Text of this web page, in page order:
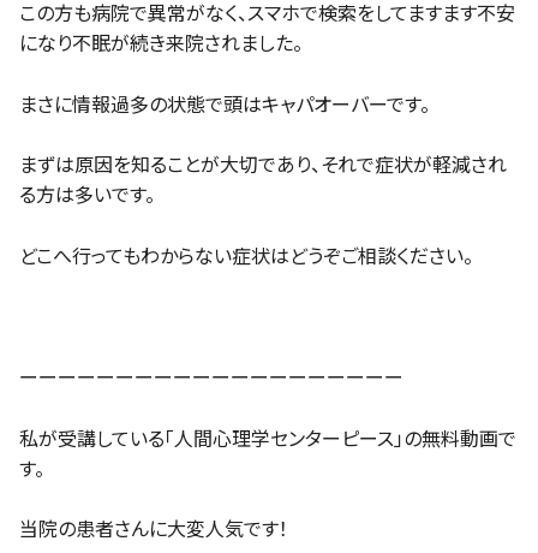
この方も病院で異常がなく、スマホで検索をしてますます不安
になり不眠が続き来院されました。
まさに情報過多の状態で頭はキャパオーバーです。
まずは原因を知ることが大切であり、それで症状が軽減され
る方は多いです。
どこへ行ってもわからない症状はどうぞご相談ください。
ーーーーーーーーーーーーーーーーーーーー
私が受講している「人間心理学センターピース」の無料動画で
す。
当院の患者さんに大変人気です！